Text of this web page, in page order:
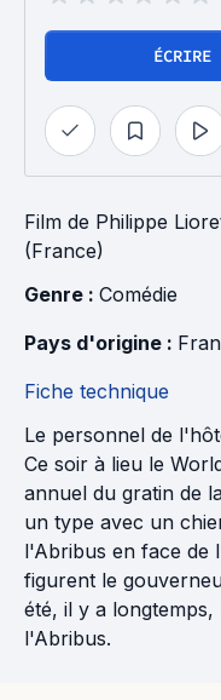
ÉCRIRE
Film de Philippe
(France)
Genre : Comédie
Pays d'origine :
Fiche technique
Le personnel de
Ce soir à lieu le
annuel du gratin de
un type avec un
l'Abribus en face de
figurent le
été, il y a longtemps,
l'Abribus.